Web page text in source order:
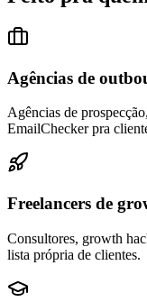
Agências de
Agências de
EmailChecker pra
Freelancers de
Consultores, growth
lista própria de clientes.